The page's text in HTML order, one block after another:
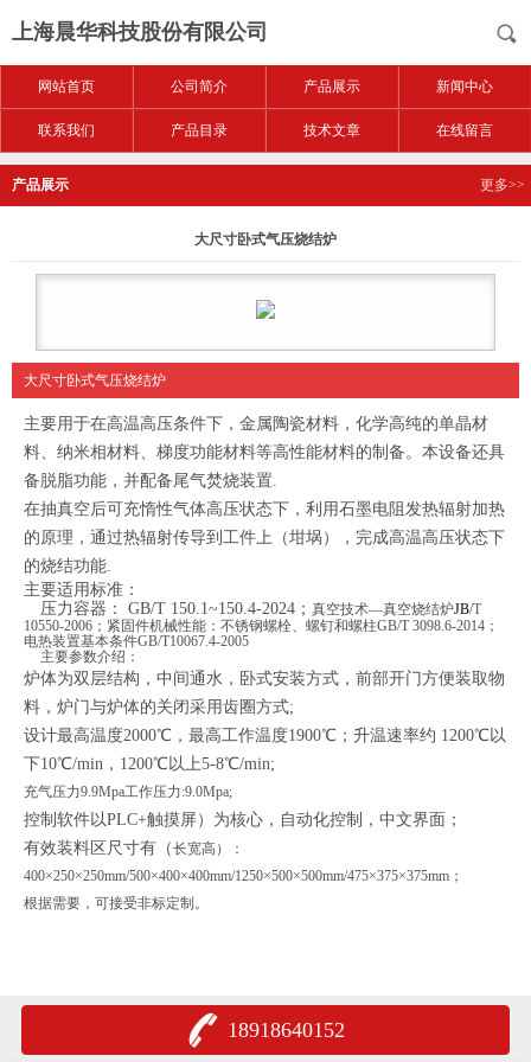
上海晨华科技股份有限公司
网站首页 公司简介 产品展示 新闻中心
联系我们 产品目录 技术文章 在线留言
产品展示 更多>>
大尺寸卧式气压烧结炉
大尺寸卧式气压烧结炉
主要用于在高温高压条件下，金属陶瓷材料，化学高纯的单晶材
料、纳米相材料、梯度功能材料等高性能材料的制备。本设备还具
备脱脂功能，并配备尾气焚烧装置.
在抽真空后可充惰性气体高压状态下，利用石墨电阻发热辐射加热
的原理，通过热辐射传导到工件上（坩埚），完成高温高压状态下
的烧结功能.
主要适用标准：
压力容器： GB/T 150.1~150.4-2024； 真空技术—真空烧结炉JB/T
10550-2006； 紧固件机械性能：不锈钢螺栓、螺钉和螺柱GB/T 3098.6-2014；
电热装置基本条件GB/T10067.4-2005
主要参数介绍：
炉体为双层结构，中间通水，卧式安装方式，前部开门方便装取物
料，炉门与炉体的关闭采用齿圈方式;
设计最高温度2000℃，最高工作温度1900℃；升温速率约 1200℃以
下10℃/min ， 1200℃以上5-8℃/min;
充气压力9.9Mpa工作压力:9.0Mpa;
控制软件以PLC+触摸屏）为核心，自动化控制，中文界面；
有效装料区尺寸有（长宽高）：
400×250×250mm/500×400×400mm/1250×500×500mm/475×375×375mm；
根据需要，可接受非标定制。
18918640152